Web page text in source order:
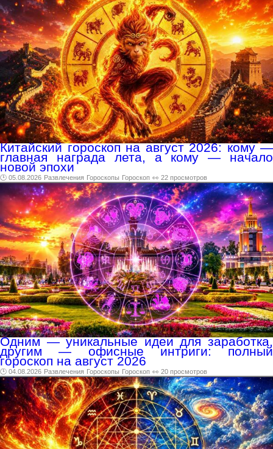
Китайский гороскоп на август 2026: кому —
главная награда лета, а кому — начало
новой эпохи
🕑 05.08.2026 Развлечения Гороскопы Гороскоп 👀 22 просмотров
Одним — уникальные идеи для заработка,
другим — офисные интриги: полный
гороскоп на август 2026
🕑 04.08.2026 Развлечения Гороскопы Гороскоп 👀 20 просмотров